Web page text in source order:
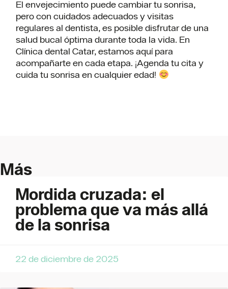
El envejecimiento puede cambiar tu sonrisa,
pero con cuidados adecuados y visitas
regulares al dentista, es posible disfrutar de una
salud bucal óptima durante toda la vida. En
Clínica dental Catar, estamos aquí para
acompañarte en cada etapa. ¡Agenda tu cita y
cuida tu sonrisa en cualquier edad!
Más
Mordida cruzada: el
problema que va más allá
de la sonrisa
22 de diciembre de 2025